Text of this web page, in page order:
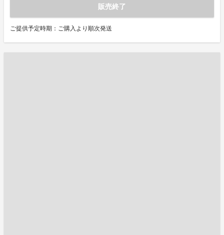
販売終了
ご提供予定時期：ご購入より順次発送